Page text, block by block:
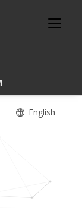
English